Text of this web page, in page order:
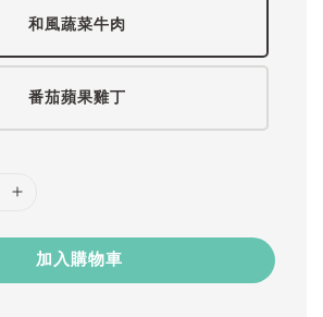
和風蔬菜牛肉
番茄蘋果雞丁
加入購物車